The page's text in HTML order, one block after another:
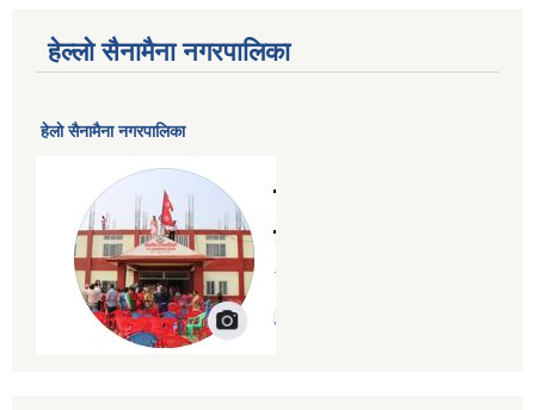
हेल्लो सैनामैना नगरपालिका
हेलाे सैनामैना नगरपालिका